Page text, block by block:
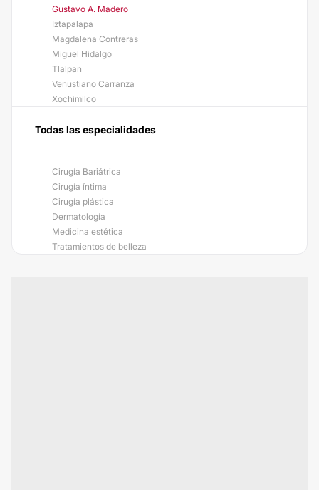
Gustavo A. Madero
Iztapalapa
Magdalena Contreras
Miguel Hidalgo
Tlalpan
Venustiano Carranza
Xochimilco
Todas las especialidades
Cirugía Bariátrica
Cirugía íntima
Cirugía plástica
Dermatología
Medicina estética
Tratamientos de belleza